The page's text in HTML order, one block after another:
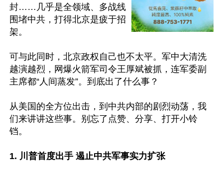
封……几乎是全领域、多战线
围堵中共，打得北京是疲于招
架。
可与此同时，北京政权自己也不太平。军中大清洗
越演越烈，网爆火箭军司令王厚斌被抓，连军委副
主席都“人间蒸发”。到底出了什么事？
从美国的全方位出击，到中共内部的剧烈动荡，我
们来讲讲这些事。别忘了点赞、分享、打开小铃
铛。
1. 川普首度出手 遏止中共军事实力扩张